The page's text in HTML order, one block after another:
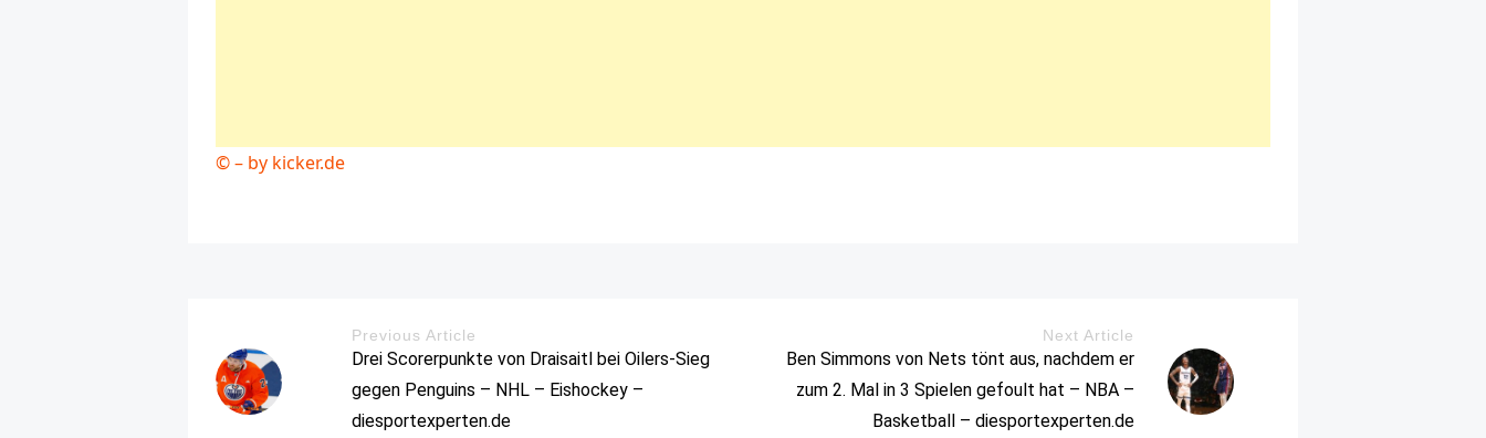
© – by kicker.de
Previous Article
Drei Scorerpunkte von Draisaitl bei Oilers-Sieg
gegen Penguins – NHL – Eishockey –
diesportexperten.de
Next Article
Ben Simmons von Nets tönt aus, nachdem er
zum 2. Mal in 3 Spielen gefoult hat – NBA –
Basketball – diesportexperten.de